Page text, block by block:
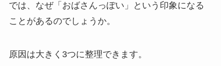
では、なぜ「おばさんっぽい」という印象になる
ことがあるのでしょうか。
原因は大きく3つに整理できます。